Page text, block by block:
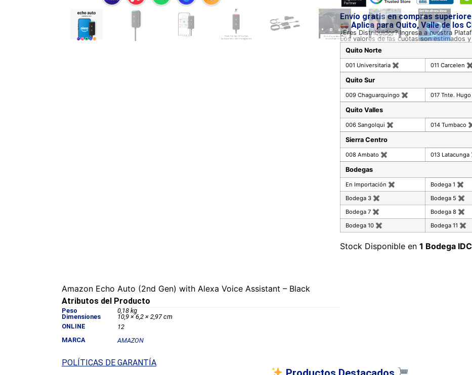
Envío gratis en compras
Aplica para Quito, Valle de los
¿Eres Distribuidor? Ingresa a nuestra
Los valores de las cuotas son estimados
Quito Norte
001 Universitaria ✖ 011 Carcelen
Quito Sur
009 Chaguarquingo ✖ 017 Tnte.
Quito Valles
006 Sangolqui ✖ 014 Tumbaco
Sierra Centro
008 Ambato ✖ 013 Latacunga
Bodegas
En Importación ✖ Bodega 1 ✖
Bodega 3 ✖ Bodega 5 ✖
Bodega 7 ✖ Bodega 8 ✖
Bodega 10 ✖ Bodega 11 ✖
Stock Disponible en 1 Bodega IDC
Amazon Echo Auto (2nd Gen) with Alexa Voice Assistant – Black
Atributos del Producto
Peso
0,18 kg
Dimensiones
10,9 × 6,2 × 2,97 cm
ONLINE
12
MARCA
AMAZON
POLÍTICAS DE GARANTÍA